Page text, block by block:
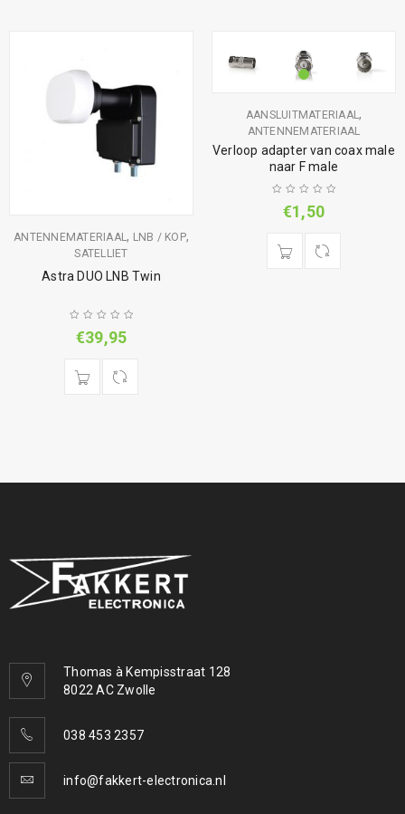
ANTENNEMATERIAAL, LNB / KOP,
SATELLIET
Astra DUO LNB Twin
€39,95
AANSLUITMATERIAAL,
ANTENNEMATERIAAL
Verloop adapter van coax male
naar F male
€1,50
Thomas à Kempisstraat 128
8022 AC Zwolle
038 453 2357
info@fakkert-electronica.nl